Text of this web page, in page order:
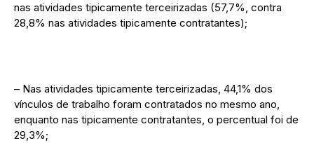
nas atividades tipicamente terceirizadas (57,7%, contra
28,8% nas atividades tipicamente contratantes);
– Nas atividades tipicamente terceirizadas, 44,1% dos
vínculos de trabalho foram contratados no mesmo ano,
enquanto nas tipicamente contratantes, o percentual foi de
29,3%;